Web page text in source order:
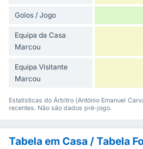
Golos / Jogo
Equipa da Casa
Marcou
Equipa Visitante
Marcou
Estatísticas do Árbitro (António Emanuel
recentes. Não são dados pré-jogo.
Tabela em Casa / Tabela